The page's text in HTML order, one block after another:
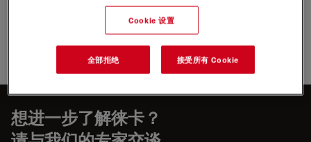
Jul 27, 2026
想进一步了解徕卡？
Cookie 设置
全部拒绝 接受所有 Cookie